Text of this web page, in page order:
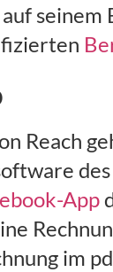
seinem
Reach
App
im